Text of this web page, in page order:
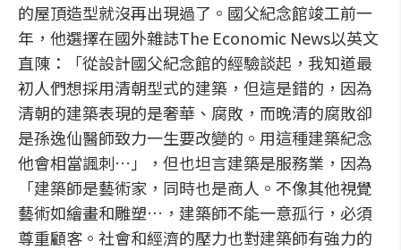
的屋頂造型就沒再出現過了。國父紀念館竣工前一
年，他選擇在國外雜誌The Economic News以英文
直陳：「從設計國父紀念館的經驗談起，我知道最
初人們想採用清朝型式的建築，但這是錯的，因為
清朝的建築表現的是奢華、腐敗，而晚清的腐敗卻
是孫逸仙醫師致力一生要改變的。用這種建築紀念
他會相當諷刺…」，但也坦言建築是服務業，因為
「建築師是藝術家，同時也是商人。不像其他視覺
藝術如繪畫和雕塑…，建築師不能一意孤行，必須
尊重顧客。社會和經濟的壓力也對建築師有強力的